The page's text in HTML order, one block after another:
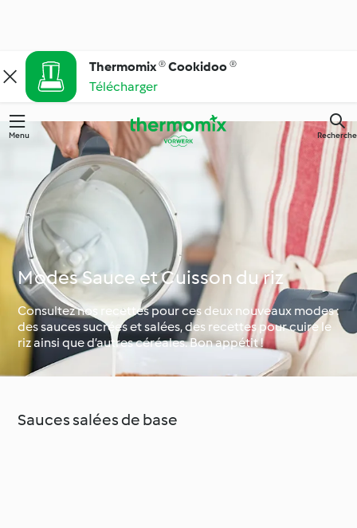
Thermomix ® Cookidoo ®
Télécharger
Menu Recherche
Modes Sauce et Cuisson du riz
Consultez nos recettes pour ces deux nouveaux modes :
des sauces sucrées et salées, des recettes pour cuire le
riz ainsi que d’autres céréales. Bon appétit !
Sauces salées de base